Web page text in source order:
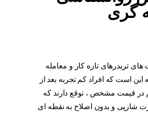
گری
های تریدرهای تازه کار و معامله
این است که افراد کم تجربه بعد از
در قیمت مشخص ، توقع دارند که
شارپی و بدون اصلاح به نقطه ای